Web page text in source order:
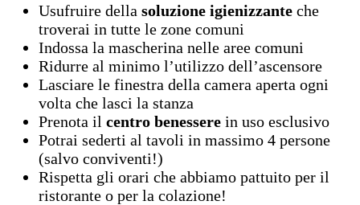
Usufruire della soluzione igienizzante che
troverai in tutte le zone comuni
Indossa la mascherina nelle aree comuni
Ridurre al minimo l’utilizzo dell’ascensore
Lasciare le finestra della camera aperta ogni
volta che lasci la stanza
Prenota il centro benessere in uso esclusivo
Potrai sederti al tavoli in massimo 4 persone
(salvo conviventi!)
Rispetta gli orari che abbiamo pattuito per il
ristorante o per la colazione!